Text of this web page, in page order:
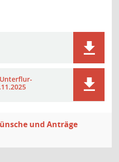
und Anträge